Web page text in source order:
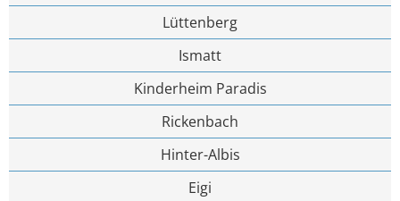
Lüttenberg
Ismatt
Kinderheim Paradis
Rickenbach
Hinter-Albis
Eigi